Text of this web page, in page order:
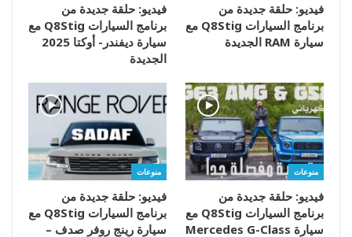
فيديو: حلقة جديدة من
برنامج السيارات Q8Stig مع
سيارة RAM الجديدة
فيديو: حلقة جديدة من
برنامج السيارات Q8Stig مع
سيارة ديفندر- أوكتا 2025
الجديدة
منوعات
فيديو: حلقة جديدة من
برنامج السيارات Q8Stig مع
سيارة Mercedes G-Class
منوعات
فيديو: حلقة جديدة من
برنامج السيارات Q8Stig مع
سيارة رينج روفر صدف –